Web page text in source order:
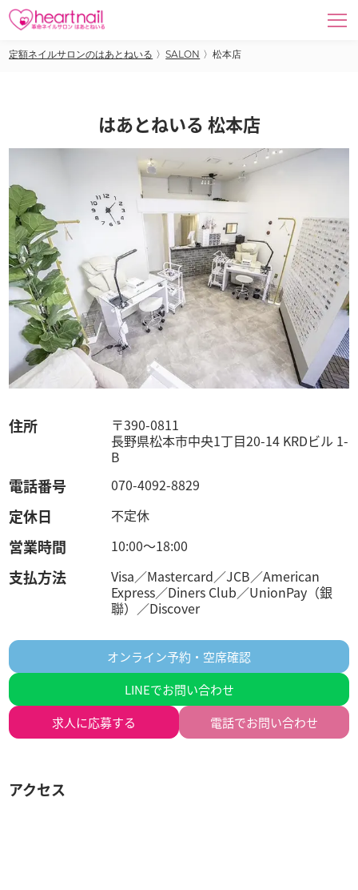
定額ネイルサロンのはあとねいる 〉SALON 〉松本店
はあとねいる 松本店
住所
〒390-0811
長野県松本市中央1丁目20-14 KRDビル 1-
B
電話番号 070-4092-8829
定休日 不定休
営業時間 10:00〜18:00
支払方法
Visa／Mastercard／JCB／American
Express／Diners Club／UnionPay（銀
聯）／Discover
オンライン予約・空席確認
LINEでお問い合わせ
求人に応募する 電話でお問い合わせ
アクセス